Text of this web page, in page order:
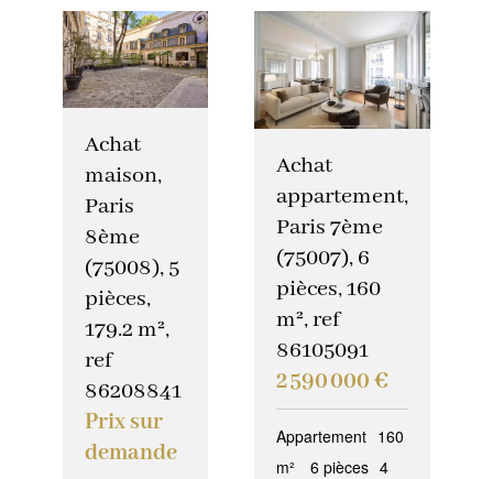
Achat
maison,
Paris
8ème
(75008), 5
pièces,
179.2 m²,
ref
86208841
Prix sur
demande
Achat
appartement,
Paris 7ème
(75007), 6
pièces, 160
m², ref
86105091
2 590 000 €
Appartement 160
m²
6 pièces 4